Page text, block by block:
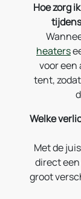
Hoe zorg
heaters
voor een
tent,
Welke
Met de
direct
groot